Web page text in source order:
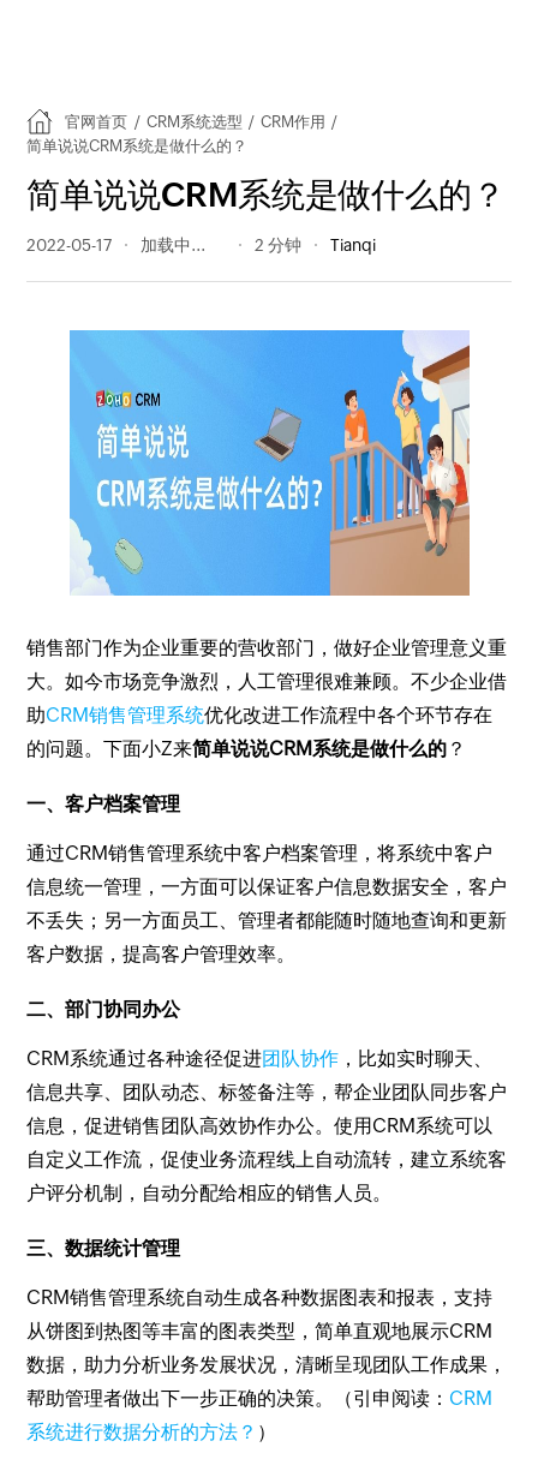
官网首页 / CRM系统选型 / CRM作用 /
简单说说CRM系统是做什么的？
简单说说CRM系统是做什么的？
2022-05-17 369 阅读量 2 分钟 Tianqi
销售部门作为企业重要的营收部门，做好企业管理意义重
大。如今市场竞争激烈，人工管理很难兼顾。不少企业借
助CRM销售管理系统优化改进工作流程中各个环节存在
的问题。下面小Z来简单说说CRM系统是做什么的 ？
一、客户档案管理
通过CRM销售管理系统中客户档案管理，将系统中客户
信息统一管理，一方面可以保证客户信息数据安全，客户
不丢失；另一方面员工、管理者都能随时随地查询和更新
客户数据，提高客户管理效率。
二、部门协同办公
CRM系统通过各种途径促进团队协作 ，比如实时聊天、
信息共享、团队动态、标签备注等，帮企业团队同步客户
信息，促进销售团队高效协作办公。使用CRM系统可以
自定义工作流，促使业务流程线上自动流转，建立系统客
户评分机制，自动分配给相应的销售人员。
三、数据统计管理
CRM销售管理系统自动生成各种数据图表和报表，支持
从饼图到热图等丰富的图表类型，简单直观地展示CRM
数据，助力分析业务发展状况，清晰呈现团队工作成果，
帮助管理者做出下一步正确的决策。（引申阅读： CRM
系统进行数据分析的方法？ ）